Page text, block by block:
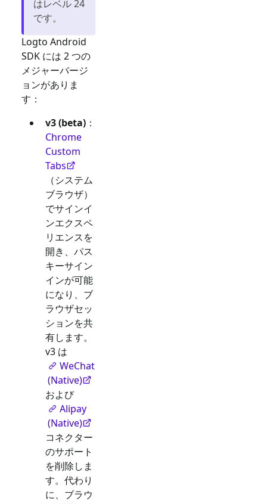
はレベル 24
です。
Logto Android
SDK には 2 つの
メジャーバージ
ョンがありま
す：
v3 (beta) ：
Chrome
Custom
Tabs
（システム
ブラウザ）
でサインイ
ンエクスペ
リエンスを
開き、パス
キーサイン
インが可能
になり、ブ
ラウザセッ
ションを共
有します。
v3 は
WeChat
(Native)
および
Alipay
(Native)
コネクター
のサポート
を削除しま
す。代わり
に、ブラウ